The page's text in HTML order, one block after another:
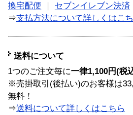
換宅配便 ｜ セブンイレブン決済
⇒支払方法について詳しくはこ
送料について
1つのご注文毎に一律1,100円(税
※売掛取引(後払い)のお客様は
無料！
⇒送料について詳しくはこちら